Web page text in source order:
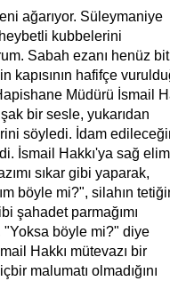
ağarıyor. Süleymaniye
kubbelerini
Sabah ezanı henüz
kapısının hafifçe
Müdürü İsmail
bir sesle, yukarıdan
söyledi. İdam
İsmail Hakkı'ya sağ
sıkar gibi yaparak,
böyle mi?", silahın
şahadet parmağımı
"Yoksa böyle mi?" diye
Hakkı mütevazı bir
malumatı olmadığını